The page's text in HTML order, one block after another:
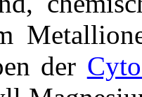
der